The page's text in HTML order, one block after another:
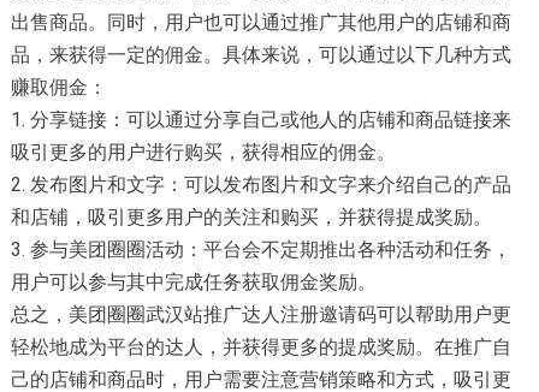
出售商品。同时，用户也可以通过推广其他用户的店铺和商
品，来获得一定的佣金。具体来说，可以通过以下几种方式
赚取佣金：
1. 分享链接：可以通过分享自己或他人的店铺和商品链接来
吸引更多的用户进行购买，获得相应的佣金。
2. 发布图片和文字：可以发布图片和文字来介绍自己的产品
和店铺，吸引更多用户的关注和购买，并获得提成奖励。
3. 参与美团圈圈活动：平台会不定期推出各种活动和任务，
用户可以参与其中完成任务获取佣金奖励。
总之，美团圈圈武汉站推广达人注册邀请码可以帮助用户更
轻松地成为平台的达人，并获得更多的提成奖励。在推广自
己的店铺和商品时，用户需要注意营销策略和方式，吸引更